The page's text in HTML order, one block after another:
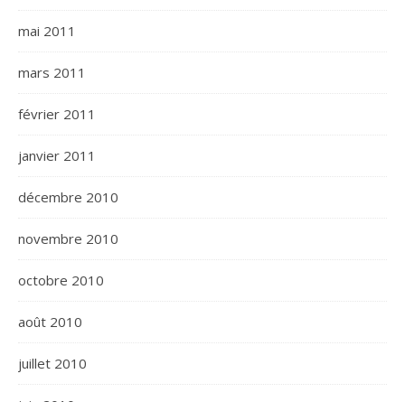
mai 2011
mars 2011
février 2011
janvier 2011
décembre 2010
novembre 2010
octobre 2010
août 2010
juillet 2010